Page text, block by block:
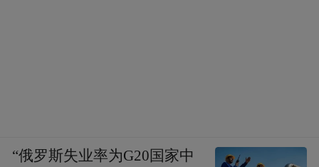
“俄罗斯失业率为G20国家中